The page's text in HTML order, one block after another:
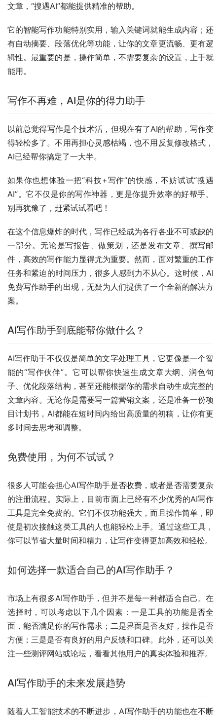
文章，“搜遇AI”都能提供精准的帮助。
它的智能写作功能特别实用，输入关键词就能生成内容；还
有自动摘要、段落优化等功能，让你的文章更流畅、更有逻
辑性。最重要的是，操作简单，不需要复杂的设置，上手就
能用。
写作不再难，AI是你的得力助手
以前总觉得写作是个技术活，但现在有了AI的帮助，写作变
得轻松多了。不用再担心灵感枯竭，也不用反复修改格式，
AI已经帮你搞定了一大半。
如果你也想体验一把“科技+写作”的快感，不妨试试“搜遇
AI”。它不仅是你的写作神器，更是你提升效率的好帮手。
别再犹豫了，赶紧试试看吧！
在这个信息爆炸的时代，写作已经成为各行各业不可或缺的
一部分。无论是写报告、做策划，还是发布文章、撰写邮
件，高效的写作能力显得尤为重要。然而，面对繁重的工作
任务和紧迫的时间压力，很多人感到力不从心。这时候，AI
免费写作助手的出现，无疑为人们提供了一个全新的解决方
案。
AI写作助手到底能帮你做什么？
AI写作助手不仅仅是简单的文字处理工具，它更像是一个智
能的“写作伙伴”。它可以帮你快速生成文章大纲、润色句
子、优化段落结构，甚至还能根据你的需求自动生成完整的
文章内容。无论你是需要写一篇营销文案，还是准备一份项
目计划书，AI都能在短时间内给出高质量的初稿，让你有更
多时间去思考和调整。
免费使用，为何不试试？
很多人可能会担心AI写作助手是否收费，或者是否需要复杂
的注册流程。实际上，目前市面上已经有不少优秀的AI写作
工具是完全免费的。它们不仅功能强大，而且操作简单，即
使是初次接触这类工具的人也能轻松上手。通过这些工具，
你可以节省大量时间和精力，让写作变得更加高效和轻松。
如何选择一款适合自己的AI写作助手？
市场上有很多AI写作助手，但并不是每一种都适合自己。在
选择时，可以考虑以下几个因素：一是工具的功能是否全
面，能否满足你的写作需求；二是界面是否友好，操作是否
方便；三是是否有良好的用户反馈和口碑。此外，还可以关
注一些测评网站或论坛，看看其他用户的真实体验和推荐。
AI写作助手的未来发展趋势
随着人工智能技术的不断进步，AI写作助手的功能也在不断